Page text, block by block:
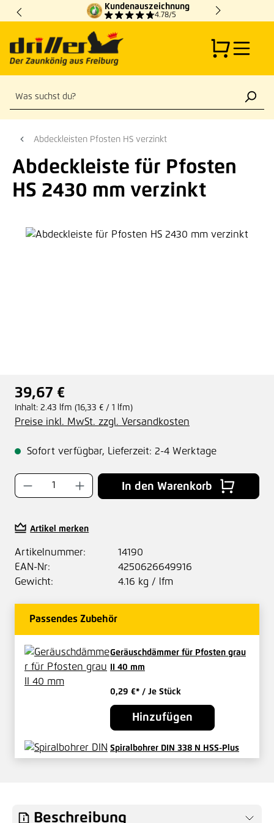
Zum Hauptinhalt springen
Kundenauszeichnung
4.78/5
Abdeckleisten Pfosten HS verzinkt
Abdeckleiste für Pfosten
HS 2430 mm verzinkt
Bildergalerie überspringen
Regulärer Preis:
39,67 €
Inhalt: 2.43 lfm (16,33 € / 1 lfm)
Preise inkl. MwSt. zzgl. Versandkosten
Sofort verfügbar, Lieferzeit: 2-4 Werktage
Produkt Anzahl: Gib den gewünschten
In den Warenkorb
Artikel merken
Artikelnummer:
14190
EAN-Nr:
4250626649916
Gewicht:
4.16 kg / lfm
Passendes Zubehör
Geräuschdämmer für Pfosten grau
II 40 mm
0,29 €* / Je Stück
Hinzufügen
Spiralbohrer DIN 338 N HSS-Plus
Beschreibung